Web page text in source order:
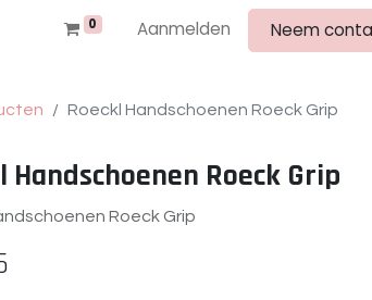
0 Aanmelden Neem
Roeckl Handschoenen Roeck Grip
Handschoenen Roeck Grip
Roeck Grip